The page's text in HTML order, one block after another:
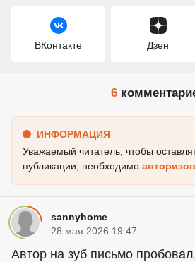
ВКонтакте Дзен
6
ИНФОРМАЦИЯ
Уважаемый читатель, чтобы
публикации, необходимо
sannyhome
28 мая 2026 19:47
Автор на зуб письмо